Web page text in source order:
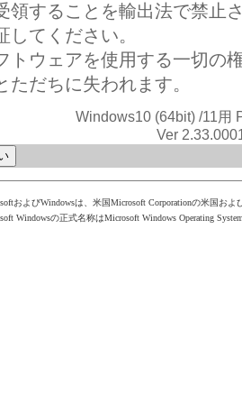
領することを輸出法で禁止
してください。
トウェアを使用する一切の
ただちに失われます。
Windows10 (64bit) /11用
Ver
およびWindowsは、米国Microsoft Corporationの米国お
Windowsの正式名称はMicrosoft Windows Operating